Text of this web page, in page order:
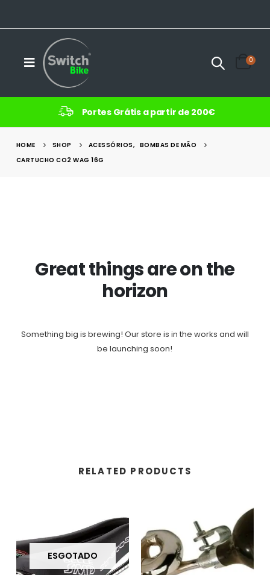
0
Portes Grátis a partir de 200€
HOME SHOP ACESSÓRIOS, BOMBAS DE MÃO
CARTUCHO CO2 WAG 16G
Great things are on the
horizon
Something big is brewing! Our store is in the works and will
be launching soon!
RELATED PRODUCTS
ESGOTADO